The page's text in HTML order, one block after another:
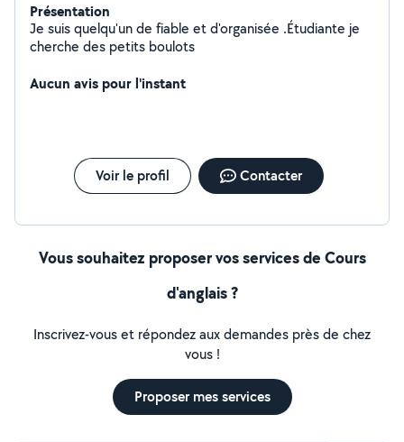
Présentation
Je suis quelqu'un de fiable et d'organisée .Étudiante je
cherche des petits boulots
Aucun avis pour l'instant
Voir le profil Contacter
Vous souhaitez proposer vos services de Cours
d'anglais ?
Inscrivez-vous et répondez aux demandes près de chez
vous !
Proposer mes services